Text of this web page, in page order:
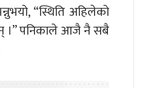
“स्थिति अहिलेको
।” पनिकाले आजै नै सबै